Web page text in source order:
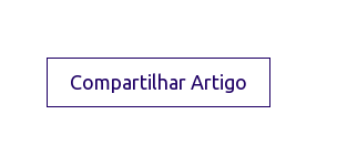
Compartilhar Artigo